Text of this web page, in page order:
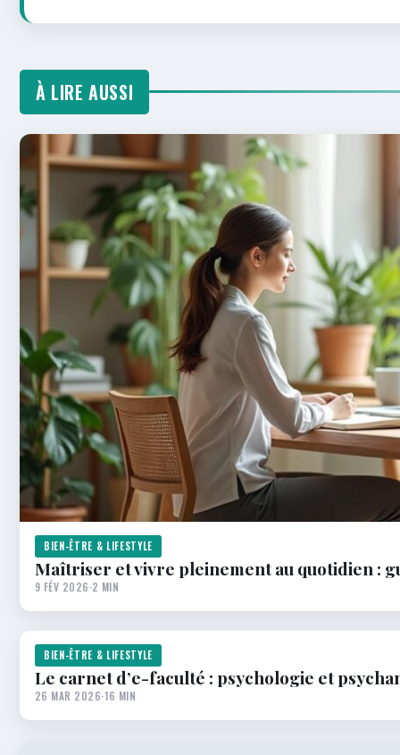
À LIRE AUSSI
BIEN-ÊTRE & LIFESTYLE
Maîtriser et vivre pleinement au quotidien :
9 FÉV 2026·2 MIN
BIEN-ÊTRE & LIFESTYLE
Le carnet d’e-faculté : psychologie et
26 MAR 2026·16 MIN